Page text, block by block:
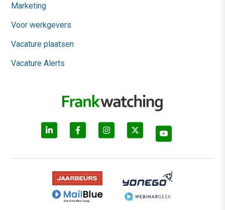
Marketing
Voor werkgevers
Vacature plaatsen
Vacature Alerts